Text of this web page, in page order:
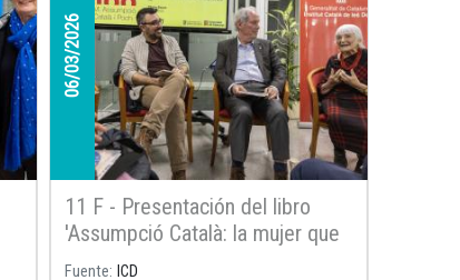
06/03/2026
11 F - Presentación del libro
'Assumpció Català: la mujer que
amaba las estrellas'
Fuente
ICD